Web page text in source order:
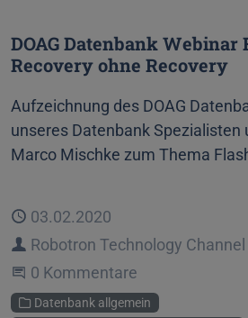
DOAG Datenbank Webinar
Recovery ohne Recovery
Aufzeichnung des DOAG
unseres Datenbank Spezialisten
Marco Mischke zum Thema
Veröffentlicht
03.02.2020
Autor
Robotron Technology Channel
Beginne eine Unterhaltung
0 Kommentare
Kategorien
Datenbank allgemein